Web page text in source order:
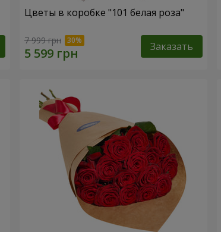
Цветы в коробке "101 белая роза"
7 999 грн Заказать